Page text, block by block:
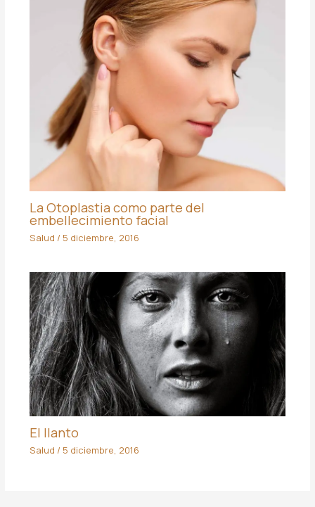
La Otoplastia como parte del
embellecimiento facial
Salud / 5 diciembre, 2016
El llanto
Salud / 5 diciembre, 2016